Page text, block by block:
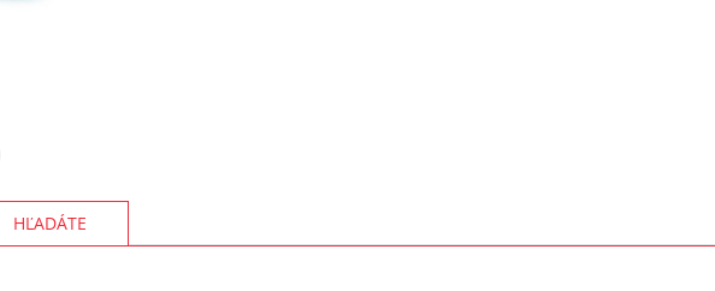
HĽADÁTE